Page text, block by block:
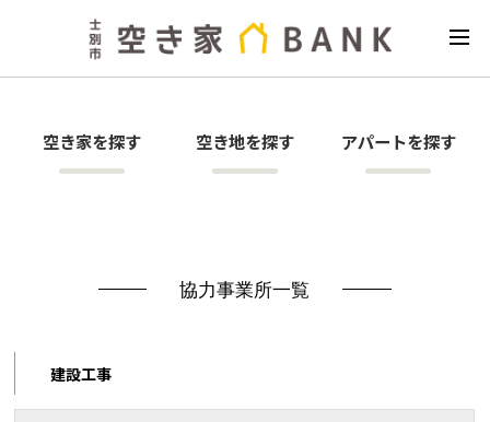
空き家を探す 空き地を探す アパートを探す
協力事業所一覧
建設工事